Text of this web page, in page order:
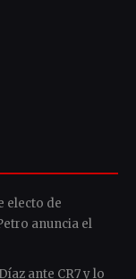
electo de
anuncia el
ante CR7 y lo